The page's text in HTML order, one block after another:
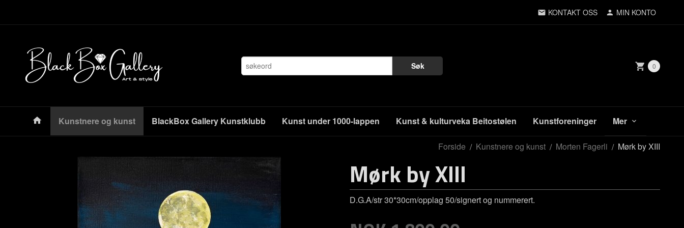
KONTAKT OSS MIN KONTO
Søk 0
Produkter
Kunstnere og kunst BlackBox Gallery Kunstklubb Kunst under 1000-lappen Kunst & kulturveka Beitostølen Kunstforeninger Mer
Forside Kunstnere og kunst Morten Fagerli Mørk by XIII
Mørk by XIII
D.G.A/str 30*30cm/opplag 50/signert og nummerert.